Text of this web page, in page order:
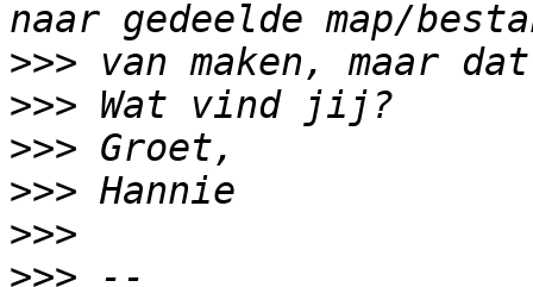
>>>
>>>
>>>
>>>
>>>
>>>